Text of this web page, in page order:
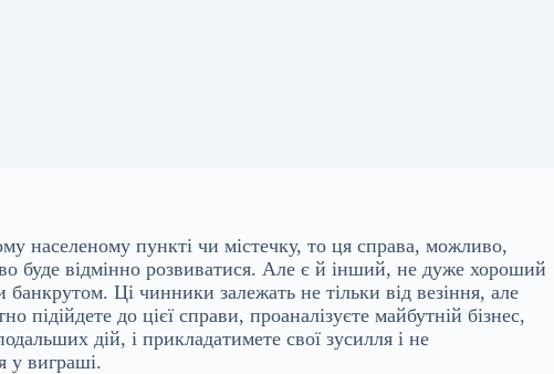
населеному пункті чи містечку, то ця справа, можливо,
буде відмінно розвиватися. Але є й інший, не дуже хороший
Ці чинники залежать не тільки від везіння, але
підійдете до цієї справи, проаналізуєте майбутній бізнес,
дій, і прикладатимете свої зусилля і не
у виграші.